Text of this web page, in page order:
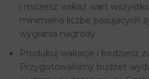
i mozesz wskaz wart
minimalna liczbe pasujacych
wygrania nagrody.
Produkuj wakacje i bedziesz
Przygotowalismy budzet